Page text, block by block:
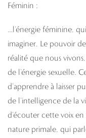
Féminin :
…l’énergie féminine,
imaginer. Le pouvoir
réalité que nous
de l’énergie sexuelle.
d’apprendre à laisser
de l’intelligence de la
d’écouter cette voix en
nature primale, qui